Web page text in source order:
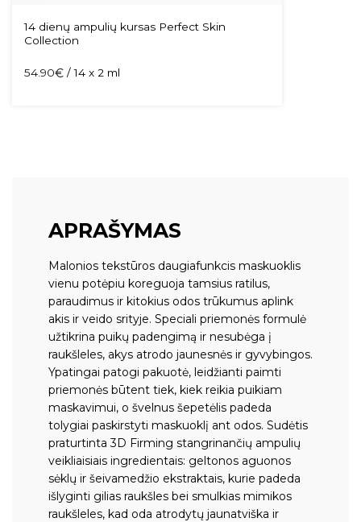
14 dienų ampulių kursas Perfect Skin
Collection
54.90€/ 14 x 2 ml
APRAŠYMAS
Malonios tekstūros daugiafunkcis maskuoklis
vienu potėpiu koreguoja tamsius ratilus,
paraudimus ir kitokius odos trūkumus aplink
akis ir veido srityje. Speciali priemonės formulė
užtikrina puikų padengimą ir nesubėga į
raukšleles, akys atrodo jaunesnės ir gyvybingos.
Ypatingai patogi pakuotė, leidžianti paimti
priemonės būtent tiek, kiek reikia puikiam
maskavimui, o švelnus šepetėlis padeda
tolygiai paskirstyti maskuoklį ant odos. Sudėtis
praturtinta 3D Firming stangrinančių ampulių
veikliaisiais ingredientais: geltonos aguonos
sėklų ir šeivamedžio ekstraktais, kurie padeda
išlyginti gilias raukšles bei smulkias mimikos
raukšleles, kad oda atrodytų jaunatviška ir